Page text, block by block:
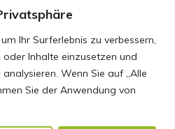
Ihr Surferlebnis zu verbessern,
Inhalte einzusetzen und
Wenn Sie auf „Alle
Sie der Anwendung von